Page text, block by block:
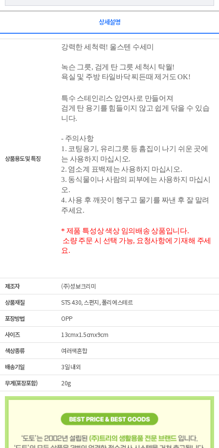
상세설명
상품용도 및 특징
강력한 세척력! 울스텐 수세미
녹슨 그릇, 검게 탄 그릇 세척시 탁월!
욕실 및 주방 타일바닥 찌든때 제거도 OK!
특수 스테인리스 압연사로 만들어져
검게 탄 용기를 힘들이지 않고 쉽게 닦을 수 있습
니다.
- 주의사항
1. 코팅용기, 유리그릇 등 흠집이 나기 쉬운 곳에
는 사용하지 마십시오.
2. 염소계 표백제는 사용하지 마십시오.
3. 동식물이나 사람의 피부에는 사용하지 마십시
오.
4. 사용 후 깨끗이 헹구고 물기를 짜낸 후 잘 말려
주세요.
* 제품 특성상 색상 임의배송 상품입니다.
소량 주문 시 선택 가능, 요청사항에 기재해 주세
요.
제조자
(주)성보크리미
상품재질
STS 430, 스펀지, 폴리에스테르
포장방법
OPP
사이즈
13cmx1.5cmx9cm
색상종류
여러색혼합
배송기일
3일 내외
무게(포장포함)
20g